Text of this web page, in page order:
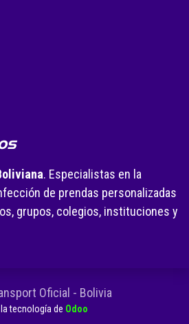
. Especialistas en la
de prendas personalizadas
grupos, colegios, instituciones y
Oficial - Bolivia
tecnología de Odoo